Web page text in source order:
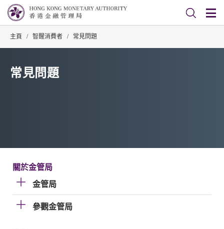
主頁 / 智醒消費者 / 常見問題
常見問題
關於金管局
金管局
參觀金管局